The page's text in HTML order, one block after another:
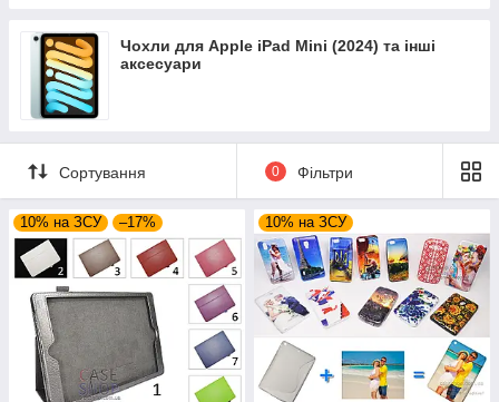
Чохли для Apple iPad Mini (2024) та інші
аксесуари
Сортування 0 Фільтри
10% на ЗСУ –17% 10% на ЗСУ